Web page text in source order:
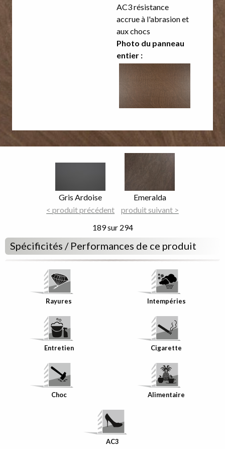
AC3 résistance
accrue à l'abrasion et
aux chocs
Photo du panneau
entier :
Nom
du
Gris Ardoise
< produit précédent
Nom
du
Emeralda
produit suivant >
189 sur 294
Spécificités / Performances de ce produit
Rayures Intempéries
Entretien Cigarette
Choc Alimentaire
AC3